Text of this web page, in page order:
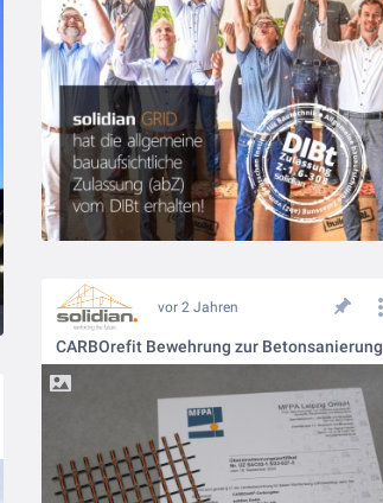
vor 2 Jahren
CARBOrefit Bewehrung zur Betonsanierung